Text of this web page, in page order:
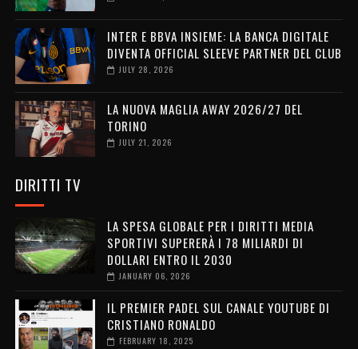
INTER E BBVA INSIEME: LA BANCA DIGITALE
DIVENTA OFFICIAL SLEEVE PARTNER DEL CLUB
JULY 28, 2026
LA NUOVA MAGLIA AWAY 2026/27 DEL
TORINO
JULY 21, 2026
DIRITTI TV
LA SPESA GLOBALE PER I DIRITTI MEDIA
SPORTIVI SUPERERÀ I 78 MILIARDI DI
DOLLARI ENTRO IL 2030
JANUARY 06, 2026
IL PREMIER PADEL SUL CANALE YOUTUBE DI
CRISTIANO RONALDO
FEBRUARY 18, 2025